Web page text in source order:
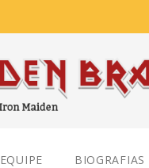
EQUIPE BIOGRAFIAS